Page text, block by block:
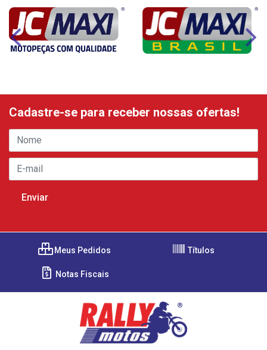
Cadastre-se para receber nossas ofertas!
Meus Pedidos Títulos
Notas Fiscais